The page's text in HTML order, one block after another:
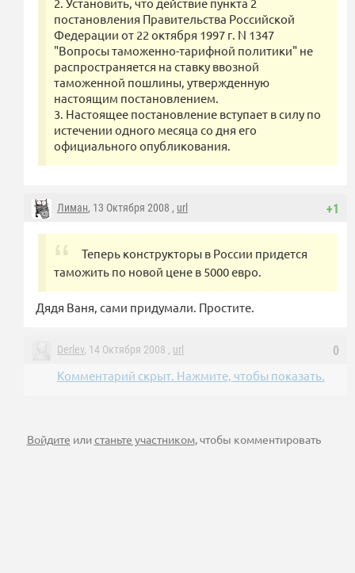
постановления Правительства Российской
Федерации от 22 октября 1997 г. N 1347
"Вопросы таможенно-тарифной политики" не
распространяется на ставку ввозной
таможенной пошлины, утвержденную
настоящим постановлением.
3. Настоящее постановление вступает в силу по
истечении одного месяца со дня его
официального опубликования.
+1
Лиман, 13 Октября 2008 , url
Теперь конструкторы в России придется
таможить по новой цене в 5000 евро.
Дядя Ваня, сами придумали. Простите.
0
Derlev, 14 Октября 2008 , url
Комментарий скрыт. Нажмите, чтобы показать.
Войдите илистаньте участником, чтобы комментировать